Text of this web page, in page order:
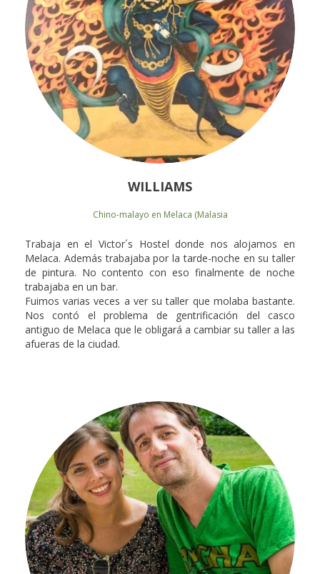
WILLIAMS
Chino-malayo en Melaca (Malasia
Trabaja en el Victor´s Hostel donde nos alojamos en
Melaca. Además trabajaba por la tarde-noche en su taller
de pintura. No contento con eso finalmente de noche
trabajaba en un bar.
Fuimos varias veces a ver su taller que molaba bastante.
Nos contó el problema de gentrificación del casco
antiguo de Melaca que le obligará a cambiar su taller a las
afueras de la ciudad.